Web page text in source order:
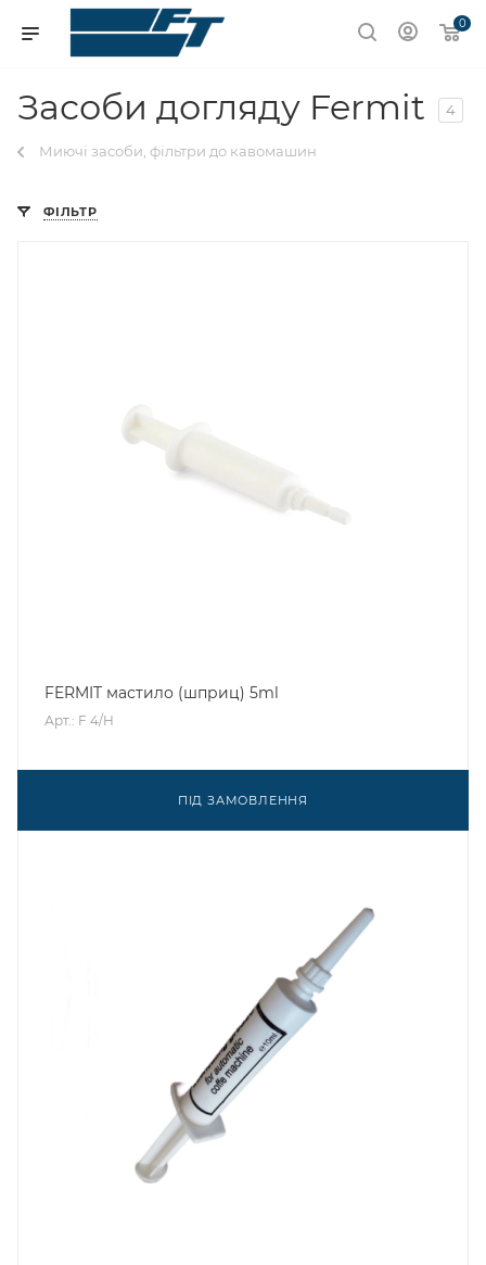
0
Засоби догляду Fermit 4
Миючі засоби, фільтри до кавомашин
ФІЛЬТР
FERMIT мастило (шприц) 5ml
Арт.: F 4/H
ПІД ЗАМОВЛЕННЯ